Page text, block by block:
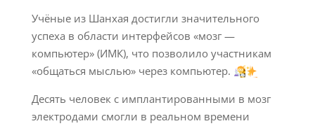
Учёные из Шанхая достигли значительного
успеха в области интерфейсов «мозг —
компьютер» (ИМК), что позволило участникам
«общаться мыслью» через компьютер.
Десять человек с имплантированными в мозг
электродами смогли в реальном времени